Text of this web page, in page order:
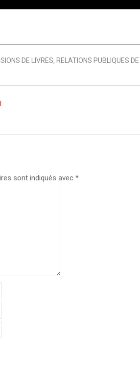
DE LIVRES, RELATIONS PUBLIQUES
sont indiqués avec*